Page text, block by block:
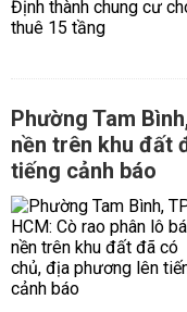
Phường Tam
nền trên khu đất
tiếng cảnh báo